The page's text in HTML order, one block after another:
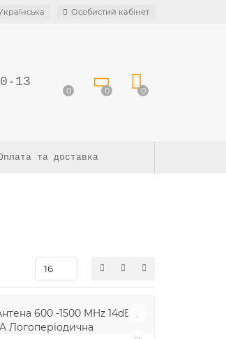
Особистий кабінет
13
0 0 0
та доставка